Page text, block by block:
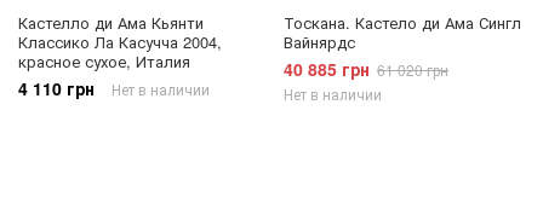
Кастелло ди Ама Кьянти
Классико Ла Касучча 2004,
красное сухое, Италия
4 110 грн Нет в наличии
Тоскана. Кастело ди Ама Сингл
Вайнярдс
40 885 грн 61 020 грн
Нет в наличии